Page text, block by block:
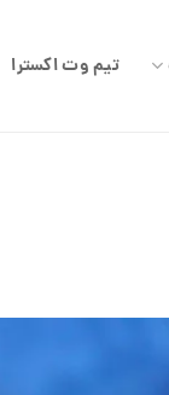
تیم وت اکسترا